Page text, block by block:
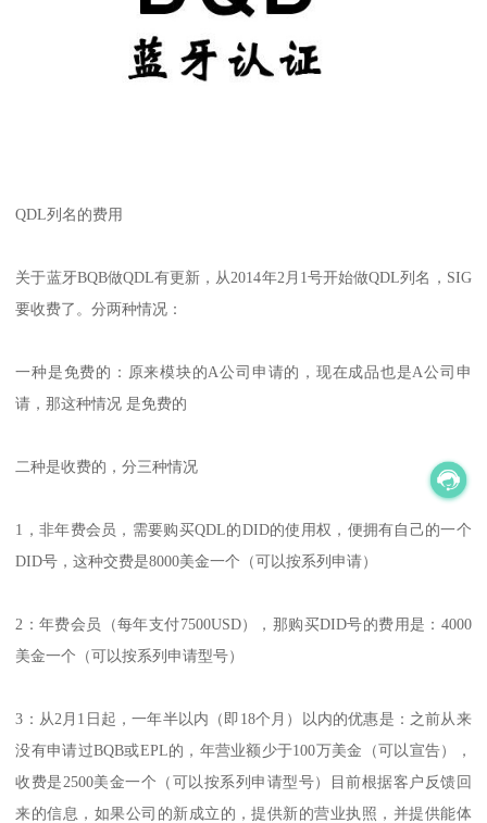
QDL列名的费用
关于蓝牙BQB做QDL有更新，从2014年2月1号开始做QDL列名，SIG
要收费了。分两种情况：
一种是免费的：原来模块的A公司申请的，现在成品也是A公司申
请，那这种情况 是免费的
二种是收费的，分三种情况
1，非年费会员，需要购买QDL的DID的使用权，便拥有自己的一个
DID号，这种交费是8000美金一个（可以按系列申请）
2：年费会员（每年支付7500USD），那购买DID号的费用是：4000
美金一个（可以按系列申请型号）
3：从2月1日起，一年半以内（即18个月）以内的优惠是：之前从来
没有申请过BQB或EPL的，年营业额少于100万美金（可以宣告），
收费是2500美金一个（可以按系列申请型号）目前根据客户反馈回
来的信息，如果公司的新成立的，提供新的营业执照，并提供能体